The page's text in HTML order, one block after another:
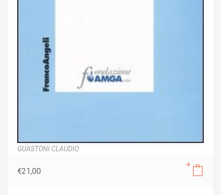
GUASTONI CLAUDIO
€21,00